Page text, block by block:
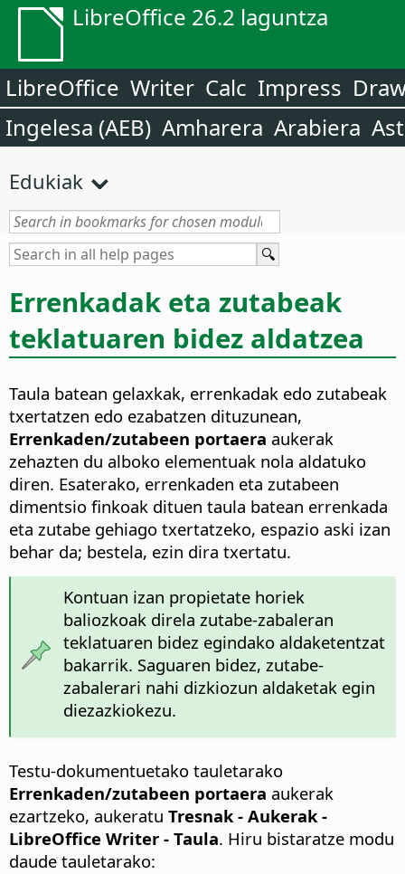
LibreOffice 26.2 laguntza
LibreOffice Writer Calc Impress
Ingelesa (AEB) Amharera Arabiera
Edukiak
Errenkadak eta zutabeak
teklatuaren bidez aldatzea
Taula batean gelaxkak, errenkadak edo zutabeak
txertatzen edo ezabatzen dituzunean,
Errenkaden/zutabeen portaera aukerak
zehazten du alboko elementuak nola aldatuko
diren. Esaterako, errenkaden eta zutabeen
dimentsio finkoak dituen taula batean errenkada
eta zutabe gehiago txertatzeko, espazio aski izan
behar da; bestela, ezin dira txertatu.
Kontuan izan propietate horiek
baliozkoak direla zutabe-zabaleran
teklatuaren bidez egindako aldaketentzat
bakarrik. Saguaren bidez, zutabe-
zabalerari nahi dizkiozun aldaketak egin
diezazkiokezu.
Testu-dokumentuetako tauletarako
Errenkaden/zutabeen portaera aukerak
ezartzeko, aukeratu Tresnak - Aukerak-
LibreOffice Writer - Taula. Hiru bistaratze modu
daude tauletarako: